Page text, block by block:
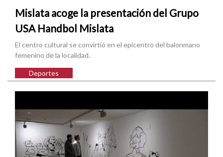
Mislata acoge la presentación del Grupo
USA Handbol Mislata
El centro cultural se convirtió en el epicentro del balonmano
femenino de la localidad.
Deportes